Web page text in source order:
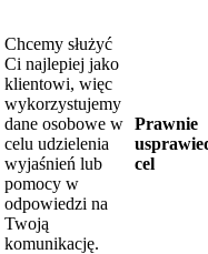
Chcemy służyć
Ci najlepiej jako
klientowi, więc
wykorzystujemy
dane osobowe w
celu udzielenia
wyjaśnień lub
pomocy w
odpowiedzi na
Twoją
komunikację.
Prawnie
cel